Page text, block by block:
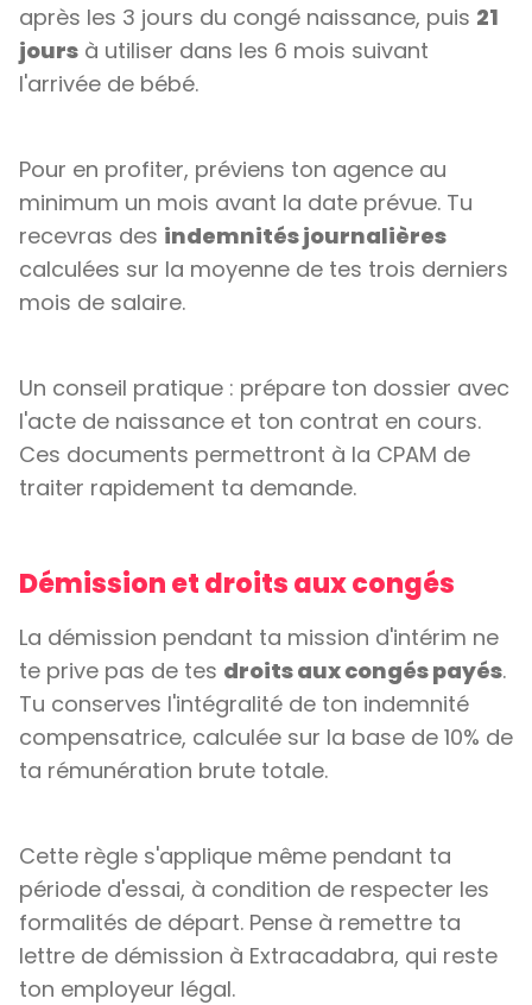
après les 3 jours du congé naissance, puis 21
jours à utiliser dans les 6 mois suivant
l'arrivée de bébé.
Pour en profiter, préviens ton agence au
minimum un mois avant la date prévue. Tu
recevras des indemnités journalières
calculées sur la moyenne de tes trois derniers
mois de salaire.
Un conseil pratique : prépare ton dossier avec
l'acte de naissance et ton contrat en cours.
Ces documents permettront à la CPAM de
traiter rapidement ta demande.
Démission et droits aux congés
La démission pendant ta mission d'intérim ne
te prive pas de tes droits aux congés payés.
Tu conserves l'intégralité de ton indemnité
compensatrice, calculée sur la base de 10% de
ta rémunération brute totale.
Cette règle s'applique même pendant ta
période d'essai, à condition de respecter les
formalités de départ. Pense à remettre ta
lettre de démission à Extracadabra, qui reste
ton employeur légal.